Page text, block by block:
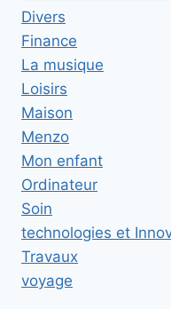
Divers
Finance
La musique
Loisirs
Maison
Menzo
Mon enfant
Ordinateur
Soin
technologies et
Travaux
voyage